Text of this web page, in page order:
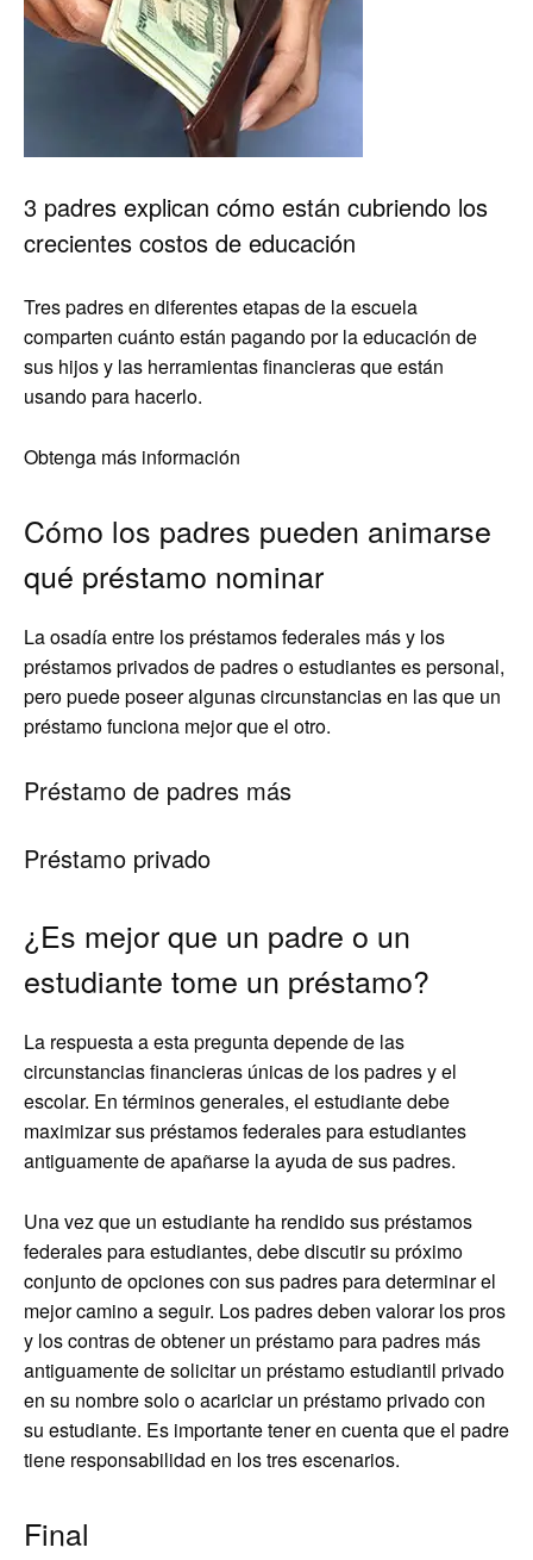
3 padres explican cómo están cubriendo los
crecientes costos de educación
Tres padres en diferentes etapas de la escuela
comparten cuánto están pagando por la educación de
sus hijos y las herramientas financieras que están
usando para hacerlo.
Obtenga más información
Cómo los padres pueden animarse
qué préstamo nominar
La osadía entre los préstamos federales más y los
préstamos privados de padres o estudiantes es personal,
pero puede poseer algunas circunstancias en las que un
préstamo funciona mejor que el otro.
Préstamo de padres más
Préstamo privado
¿Es mejor que un padre o un
estudiante tome un préstamo?
La respuesta a esta pregunta depende de las
circunstancias financieras únicas de los padres y el
escolar. En términos generales, el estudiante debe
maximizar sus préstamos federales para estudiantes
antiguamente de apañarse la ayuda de sus padres.
Una vez que un estudiante ha rendido sus préstamos
federales para estudiantes, debe discutir su próximo
conjunto de opciones con sus padres para determinar el
mejor camino a seguir. Los padres deben valorar los pros
y los contras de obtener un préstamo para padres más
antiguamente de solicitar un préstamo estudiantil privado
en su nombre solo o acariciar un préstamo privado con
su estudiante. Es importante tener en cuenta que el padre
tiene responsabilidad en los tres escenarios.
Final